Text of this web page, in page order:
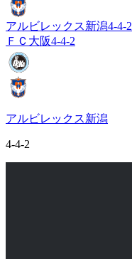
アルビレックス新潟4-4-2
ＦＣ大阪4-4-2
アルビレックス新潟
4-4-2